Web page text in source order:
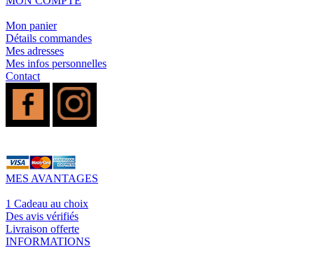
Mon panier
Détails commandes
Mes adresses
Mes infos personnelles
Contact
MES AVANTAGES
1 Cadeau au choix
Des avis vérifiés
Livraison offerte
INFORMATIONS